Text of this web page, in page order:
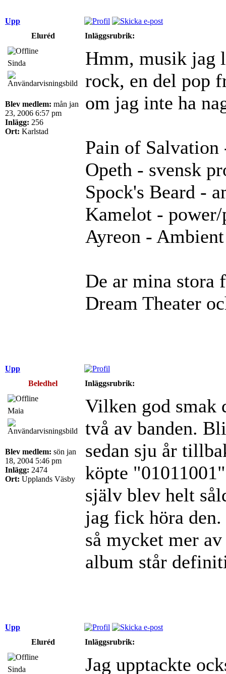
Upp
Eluréd
Inläggsrubrik:
Sinda
Blev medlem: mån jan
23, 2006 6:57 pm
Inlägg: 256
Ort: Karlstad
Hmm, musik jag
rock, en del pop
om jag inte ha
Pain of Salvation
Opeth - svensk
Spock's Beard -
Kamelot -
Ayreon -
De ar mina stora
Dream Theater
Upp
Beledhel
Inläggsrubrik:
Maia
Blev medlem: sön jan
18, 2004 5:46 pm
Inlägg: 2474
Ort: Upplands Väsby
Vilken god smak
två av banden.
sedan sju år
köpte
själv blev helt
jag fick höra den.
så mycket mer
album står
Upp
Eluréd
Inläggsrubrik:
Sinda Jag upptackte